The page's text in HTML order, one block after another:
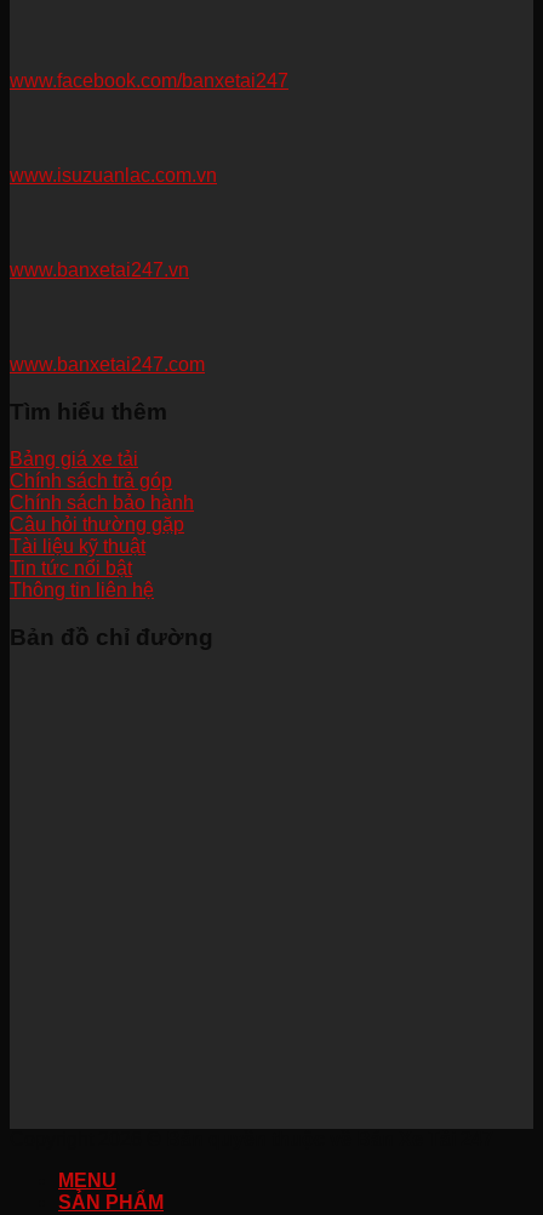
www.facebook.com/banxetai247
www.isuzuanlac.com.vn
www.banxetai247.vn
www.banxetai247.com
Tìm hiểu thêm
Bảng giá xe tải
Chính sách trả góp
Chính sách bảo hành
Câu hỏi thường gặp
Tài liệu kỹ thuật
Tin tức nổi bật
Thông tin liên hệ
Bản đồ chỉ đường
MENU
SẢN PHẨM